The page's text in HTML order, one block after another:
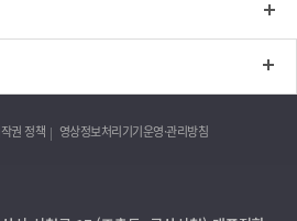
권 정책 영상정보처리기기운영·관리방침